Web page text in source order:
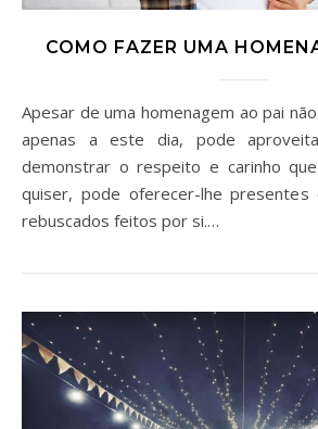
COMO FAZER UMA
Apesar de uma homenagem ao pai não se dever restringir
apenas a este dia, pode
demonstrar o respeito e carinho
quiser, pode oferecer-lhe presentes
rebuscados feitos por si.…